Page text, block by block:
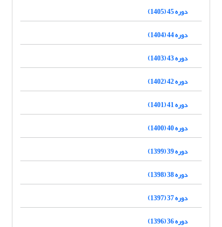
دوره 45 (1405)
دوره 44 (1404)
دوره 43 (1403)
دوره 42 (1402)
دوره 41 (1401)
دوره 40 (1400)
دوره 39 (1399)
دوره 38 (1398)
دوره 37 (1397)
دوره 36 (1396)